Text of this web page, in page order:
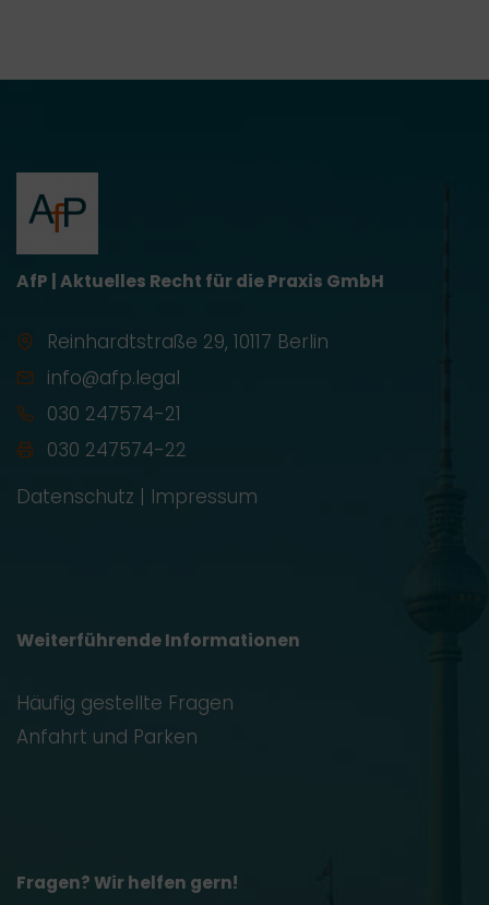
AfP | Aktuelles Recht für die Praxis GmbH
Reinhardtstraße 29, 10117 Berlin
info@afp.legal
030 247574-21
030 247574-22
Datenschutz | Impressum
Weiterführende Informationen
Häufig gestellte Fragen
Anfahrt und Parken
Fragen? Wir helfen gern!